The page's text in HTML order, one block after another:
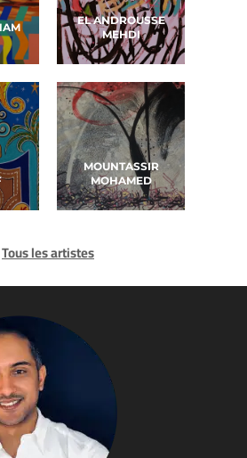
EL ANDROUSSE
MEHDI
MOUNTASSIR
MOHAMED
Tous les artistes